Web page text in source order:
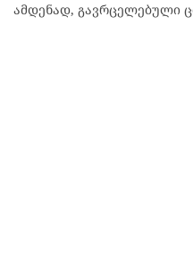
ამდენად, გავრცელებული